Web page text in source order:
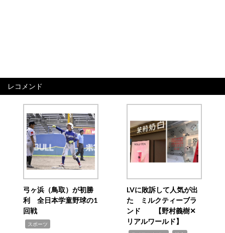
レコメンド
弓ヶ浜（鳥取）が初勝
利 全日本学童野球の1
回戦
スポーツ
LVに敗訴して人気が出
た ミルクティーブラ
ンド 【野村義樹✕
リアルワールド】